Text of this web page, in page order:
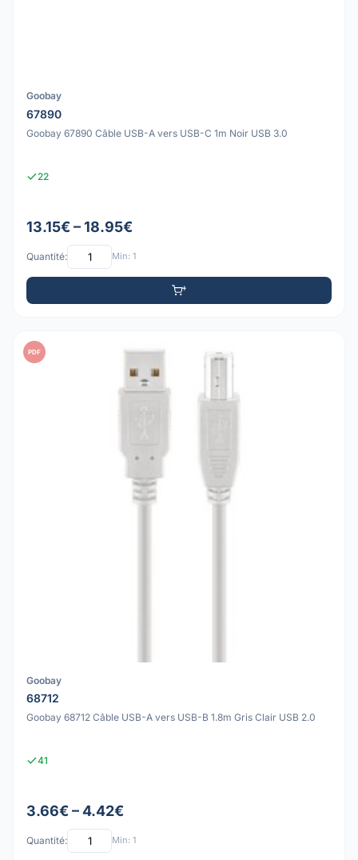
Goobay
67890
Goobay 67890 Câble USB-A vers USB-C 1m Noir USB 3.0
22
13.15€ – 18.95€
Quantité: Min: 1
PDF
Goobay
68712
Goobay 68712 Câble USB-A vers USB-B 1.8m Gris Clair USB 2.0
41
3.66€ – 4.42€
Quantité: Min: 1